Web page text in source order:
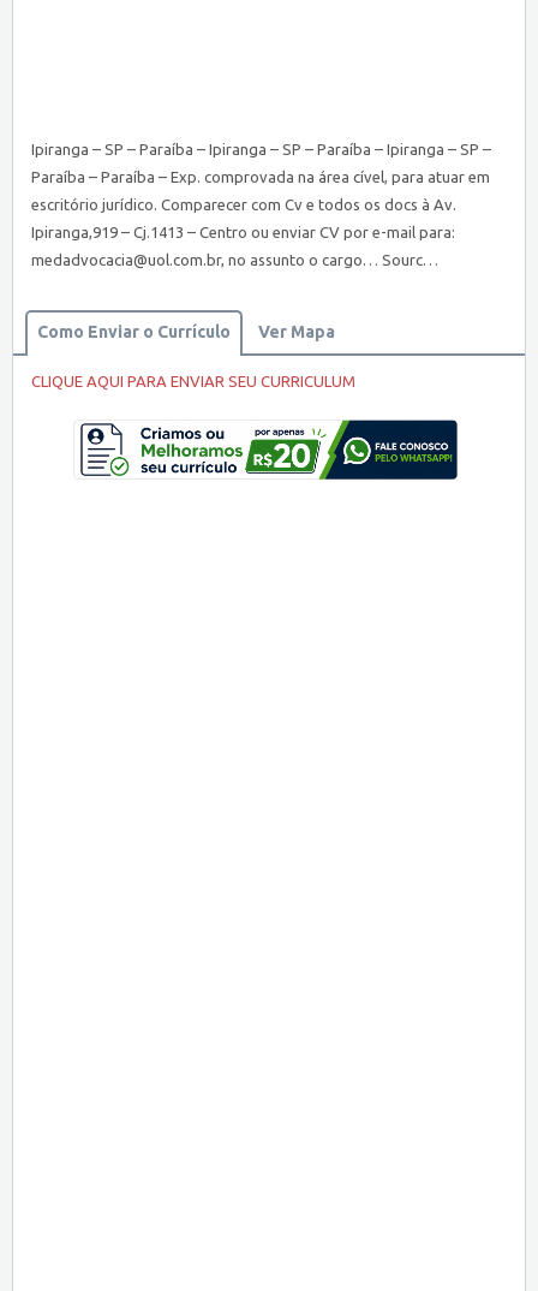
Ipiranga – SP – Paraíba – Ipiranga – SP – Paraíba – Ipiranga – SP –
Paraíba – Paraíba – Exp. comprovada na área cível, para atuar em
escritório jurídico. Comparecer com Cv e todos os docs à Av.
Ipiranga,919 – Cj.1413 – Centro ou enviar CV por e-mail para:
medadvocacia@uol.com.br, no assunto o cargo… Sourc…
Como Enviar o Currículo Ver Mapa
CLIQUE AQUI PARA ENVIAR SEU CURRICULUM